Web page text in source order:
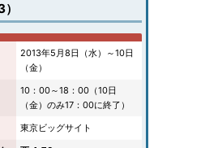
2013年5月8日（水）～10日
（金）
10：00～18：00（10日
（金）のみ17：00に終了）
東京ビッグサイト